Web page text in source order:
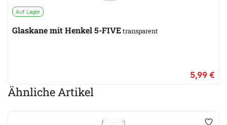
Auf Lager
Glaskane mit Henkel 5-FIVEtransparent
5,99 €
Ähnliche Artikel